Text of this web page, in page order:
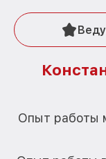
Опыт работы